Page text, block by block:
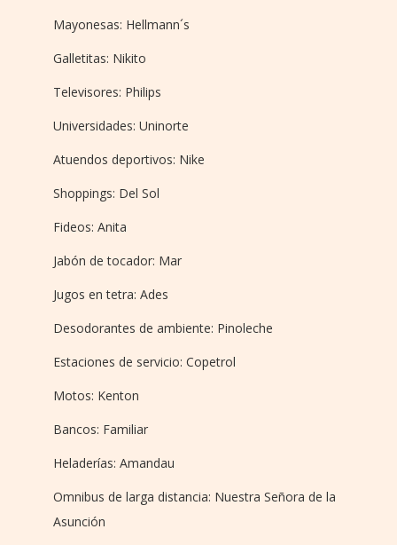
Mayonesas: Hellmann´s
Galletitas: Nikito
Televisores: Philips
Universidades: Uninorte
Atuendos deportivos: Nike
Shoppings: Del Sol
Fideos: Anita
Jabón de tocador: Mar
Jugos en tetra: Ades
Desodorantes de ambiente: Pinoleche
Estaciones de servicio: Copetrol
Motos: Kenton
Bancos: Familiar
Heladerías: Amandau
Omnibus de larga distancia: Nuestra Señora de la
Asunción